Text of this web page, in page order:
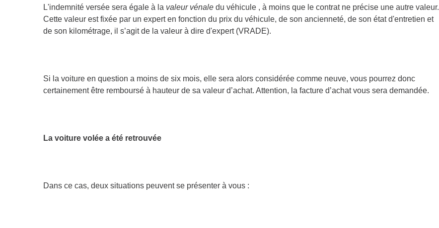
L'indemnité versée sera égale à la valeur vénale du véhicule , à moins que le contrat ne précise une autre valeur.
Cette valeur est fixée par un expert en fonction du prix du véhicule, de son ancienneté, de son état d'entretien et
de son kilométrage, il s’agit de la valeur à dire d'expert (VRADE).
Si la voiture en question a moins de six mois, elle sera alors considérée comme neuve, vous pourrez donc
certainement être remboursé à hauteur de sa valeur d’achat. Attention, la facture d’achat vous sera demandée.
La voiture volée a été retrouvée
Dans ce cas, deux situations peuvent se présenter à vous :